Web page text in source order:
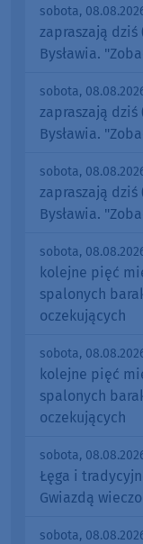
sobota,
zapraszają
Bysławia.
sobota,
zapraszają
Bysławia.
sobota,
zapraszają
Bysławia.
sobota,
kolejne pięć
spalonych
oczekujących
sobota,
kolejne pięć
spalonych
oczekujących
sobota,
Łęga i
Gwiazdą
sobota,